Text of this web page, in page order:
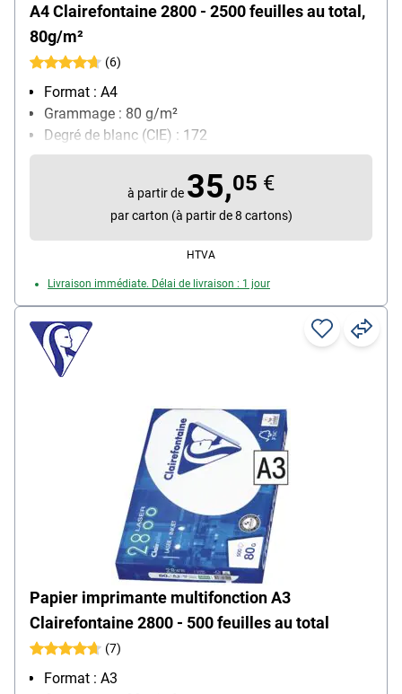
A4 Clairefontaine 2800 - 2500 feuilles au total,
80g/m²
(6)
Format : A4
Grammage : 80 g/m²
Degré de blanc (CIE) : 172
Contenu par paquet : 2500 feuille(s)
à partir de 35,05 €
par carton (à partir de 8 cartons)
HTVA
Livraison immédiate. Délai de livraison : 1 jour
Papier imprimante multifonction A3
Clairefontaine 2800 - 500 feuilles au total
(7)
Format : A3